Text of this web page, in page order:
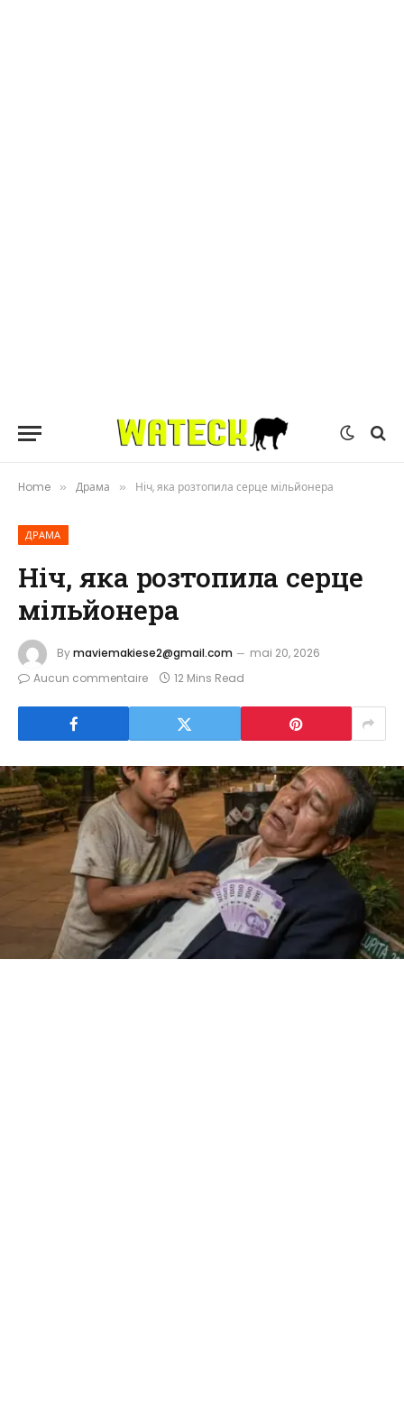
Home » Драма » Ніч, яка розтопила серце мільйонера
ДРАМА
Ніч, яка розтопила серце
мільйонера
Bymaviemakiese2@gmail.com
mai 20, 2026
Aucun commentaire
12 Mins Read